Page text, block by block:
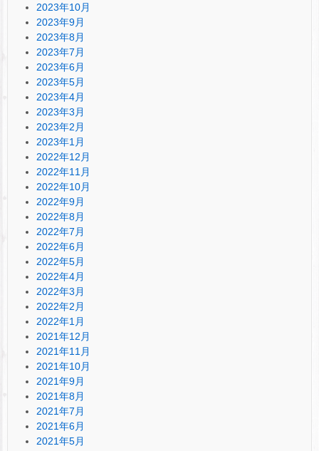
2023年10月
2023年9月
2023年8月
2023年7月
2023年6月
2023年5月
2023年4月
2023年3月
2023年2月
2023年1月
2022年12月
2022年11月
2022年10月
2022年9月
2022年8月
2022年7月
2022年6月
2022年5月
2022年4月
2022年3月
2022年2月
2022年1月
2021年12月
2021年11月
2021年10月
2021年9月
2021年8月
2021年7月
2021年6月
2021年5月